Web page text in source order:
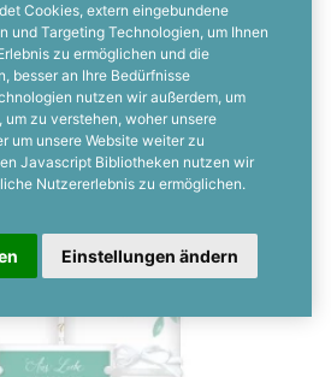
Cookies, extern eingebundene
und Targeting Technologien, um Ihnen
zu ermöglichen und die
besser an Ihre Bedürfnisse
nutzen wir außerdem, um
um zu verstehen, woher unsere
um unsere Website weiter zu
Javascript Bibliotheken nutzen wir
Nutzererlebnis zu ermöglichen.
Einstellungen ändern